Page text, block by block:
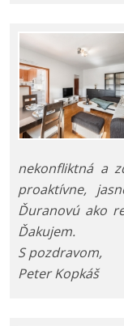
nekonfliktná a
proaktívne,
Ďuranovú ako
Ďakujem.
S pozdravom,
Peter Kopkáš